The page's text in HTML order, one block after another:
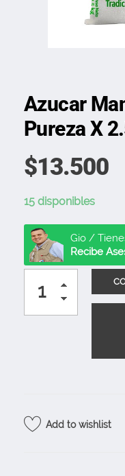
Azucar
Pureza X
$13.500
15 disponibles
Gio /
Recibe
Add to wishlist